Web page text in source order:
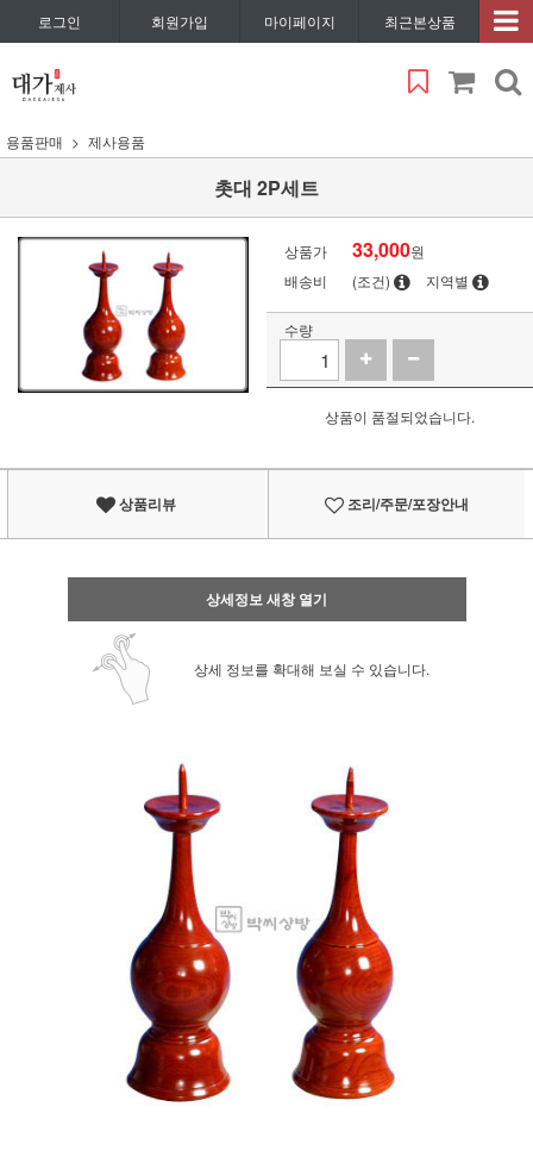
로그인 회원가입 마이페이지 최근본상품
용품판매 제사용품
촛대 2P세트
상품가 33,000원
배송비
(조건) 지역별
수량
상품이 품절되었습니다.
상품리뷰 조리/주문/포장안내
상세정보 새창 열기
상세 정보를 확대해 보실 수 있습니다.